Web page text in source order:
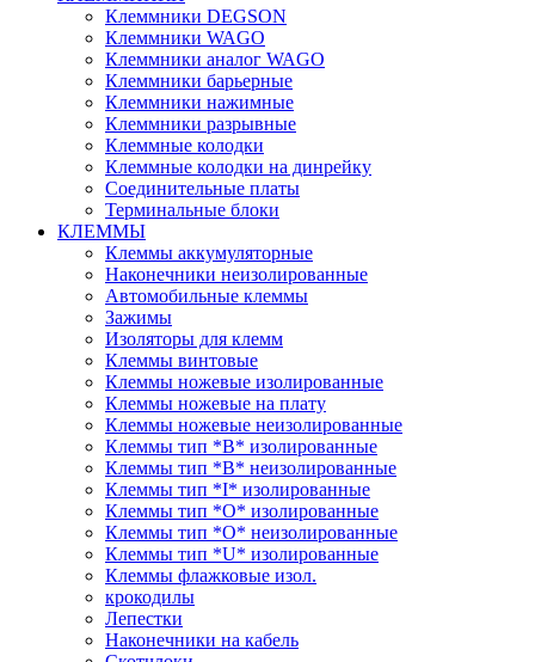
Клеммники DEGSON
Клеммники WAGO
Клеммники аналог WAGO
Клеммники барьерные
Клеммники нажимные
Клеммники разрывные
Клеммные колодки
Клеммные колодки на динрейку
Соединительные платы
Терминальные блоки
КЛЕММЫ
Клеммы аккумуляторные
Наконечники неизолированные
Автомобильные клеммы
Зажимы
Изоляторы для клемм
Клеммы винтовые
Клеммы ножевые изолированные
Клеммы ножевые на плату
Клеммы ножевые неизолированные
Клеммы тип *B* изолированные
Клеммы тип *B* неизолированные
Клеммы тип *I* изолированные
Клеммы тип *O* изолированные
Клеммы тип *O* неизолированные
Клеммы тип *U* изолированные
Клеммы флажковые изол.
крокодилы
Лепестки
Наконечники на кабель